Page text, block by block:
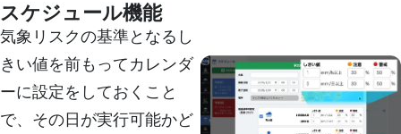
スケジュール機能
気象リスクの基準となるし
きい値を前もってカレンダ
ーに設定をしておくこと
で、その日が実行可能かど